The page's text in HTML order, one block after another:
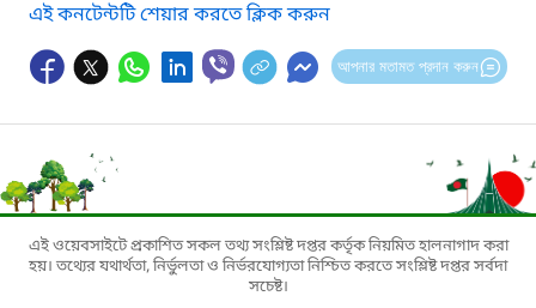
এই কনটেন্টটি শেয়ার করতে ক্লিক করুন
আপনার মতামত প্রদান করুন
এই ওয়েবসাইটে প্রকাশিত সকল তথ্য সংশ্লিষ্ট দপ্তর কর্তৃক নিয়মিত হালনাগাদ করা
হয়। তথ্যের যথার্থতা, নির্ভুলতা ও নির্ভরযোগ্যতা নিশ্চিত করতে সংশ্লিষ্ট দপ্তর সর্বদা
সচেষ্ট।